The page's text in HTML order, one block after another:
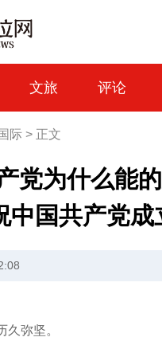
文旅 评论
际 > 正文
党为什么能
中国共产党
弥坚。